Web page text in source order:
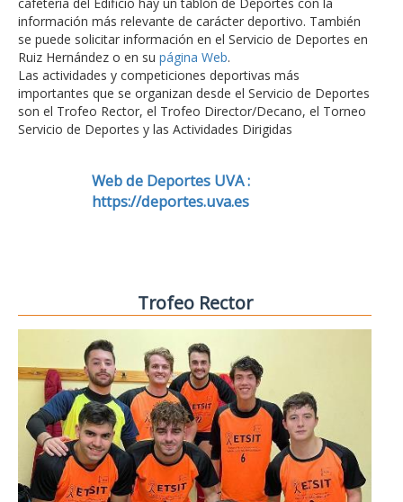
información más relevante de carácter deportivo. También
se puede solicitar información en el Servicio de Deportes en
Ruiz Hernández o en su página Web.
Las actividades y competiciones deportivas más
importantes que se organizan desde el Servicio de Deportes
son el Trofeo Rector, el Trofeo Director/Decano, el Torneo
Servicio de Deportes y las Actividades Dirigidas
Web de Deportes UVA :
https://deportes.uva.es
Trofeo Rector